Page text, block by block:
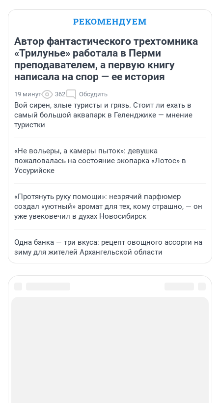
РЕКОМЕНДУЕМ
Автор фантастического трехтомника
«Трилунье» работала в Перми
преподавателем, а первую книгу
написала на спор — ее история
19 минут 362 Обсудить
Вой сирен, злые туристы и грязь. Стоит ли ехать в
самый большой аквапарк в Геленджике — мнение
туристки
«Не вольеры, а камеры пыток»: девушка
пожаловалась на состояние экопарка «Лотос» в
Уссурийске
«Протянуть руку помощи»: незрячий парфюмер
создал «уютный» аромат для тех, кому страшно, — он
уже увековечил в духах Новосибирск
Одна банка — три вкуса: рецепт овощного ассорти на
зиму для жителей Архангельской области